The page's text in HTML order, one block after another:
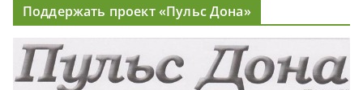
Поддержать проект «Пульс Дона»